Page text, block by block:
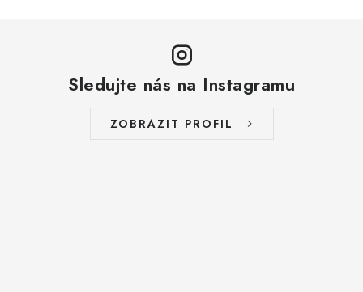
Sledujte nás na Instagramu
ZOBRAZIT PROFIL